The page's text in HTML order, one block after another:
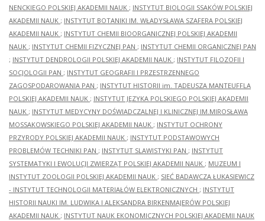
NENCKIEGO POLSKIEJ AKADEMII NAUK ; INSTYTUT BIOLOGII SSAKÓW POLSKIEJ
AKADEMII NAUK ; INSTYTUT BOTANIKI IM. WŁADYSŁAWA SZAFERA POLSKIEJ
AKADEMII NAUK ; INSTYTUT CHEMII BIOORGANICZNEJ POLSKIEJ AKADEMII
NAUK ; INSTYTUT CHEMII FIZYCZNEJ PAN ; INSTYTUT CHEMII ORGANICZNEJ PAN
; INSTYTUT DENDROLOGII POLSKIEJ AKADEMII NAUK ; INSTYTUT FILOZOFII I
SOCJOLOGII PAN ; INSTYTUT GEOGRAFII I PRZESTRZENNEGO
ZAGOSPODAROWANIA PAN ; INSTYTUT HISTORII im. TADEUSZA MANTEUFFLA
POLSKIEJ AKADEMII NAUK ; INSTYTUT JĘZYKA POLSKIEGO POLSKIEJ AKADEMII
NAUK ; INSTYTUT MEDYCYNY DOŚWIADCZALNEJ I KLINICZNEJ IM.MIROSŁAWA
MOSSAKOWSKIEGO POLSKIEJ AKADEMII NAUK ; INSTYTUT OCHRONY
PRZYRODY POLSKIEJ AKADEMII NAUK ; INSTYTUT PODSTAWOWYCH
PROBLEMÓW TECHNIKI PAN ; INSTYTUT SLAWISTYKI PAN ; INSTYTUT
SYSTEMATYKI I EWOLUCJI ZWIERZĄT POLSKIEJ AKADEMII NAUK ; MUZEUM I
INSTYTUT ZOOLOGII POLSKIEJ AKADEMII NAUK ; SIEĆ BADAWCZA ŁUKASIEWICZ
- INSTYTUT TECHNOLOGII MATERIAŁÓW ELEKTRONICZNYCH ; INSTYTUT
HISTORII NAUKI IM. LUDWIKA I ALEKSANDRA BIRKENMAJERÓW POLSKIEJ
AKADEMII NAUK ; INSTYTUT NAUK EKONOMICZNYCH POLSKIEJ AKADEMII NAUK